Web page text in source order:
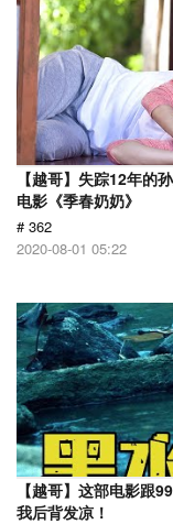
【越哥】失踪12年的
电影《季春奶奶》
# 362
2020-08-01 05:22
【越哥】这部电影跟
我后背发凉！